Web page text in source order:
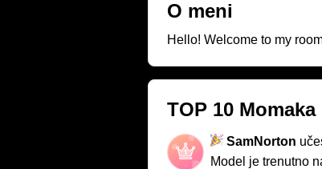
O meni
Hello! Welcome to my
TOP 10 Momaka
SamNorton
Model je trenutno